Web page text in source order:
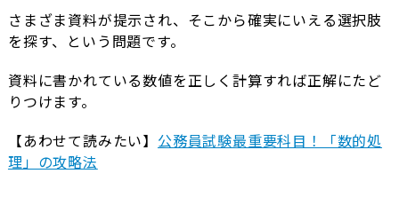
さまざま資料が提示され、そこから確実にいえる選択肢
を探す、という問題です。
資料に書かれている数値を正しく計算すれば正解にたど
りつけます。
【あわせて読みたい】 公務員試験最重要科目！「数的処
理」の攻略法